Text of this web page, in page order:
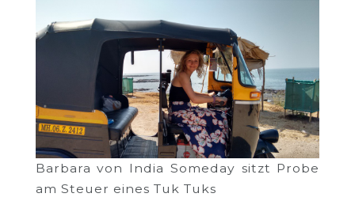
Barbara von India Someday sitzt Probe
am Steuer eines Tuk Tuks